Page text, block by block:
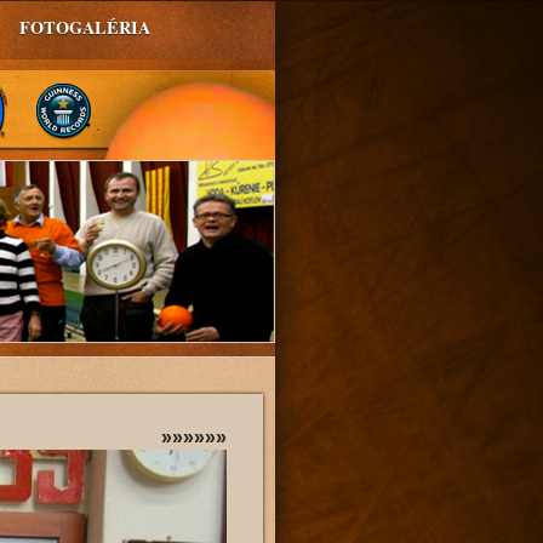
FOTOGALÉRIA
»»»»»»